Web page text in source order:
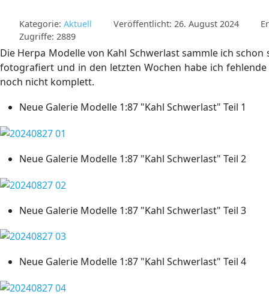
Kategorie: Aktuell Veröffentlicht: 26. August 2024
Zugriffe: 2889
Die Herpa Modelle von Kahl Schwerlast sammle ich
fotografiert und in den letzten Wochen habe ich
noch nicht komplett.
Neue Galerie Modelle 1:87 "Kahl Schwerlast" Teil 1
Neue Galerie Modelle 1:87 "Kahl Schwerlast" Teil 2
Neue Galerie Modelle 1:87 "Kahl Schwerlast" Teil 3
Neue Galerie Modelle 1:87 "Kahl Schwerlast" Teil 4